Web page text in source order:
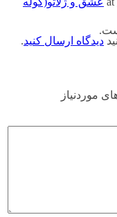
دیدگاه ارسال کنید.
موردنیاز